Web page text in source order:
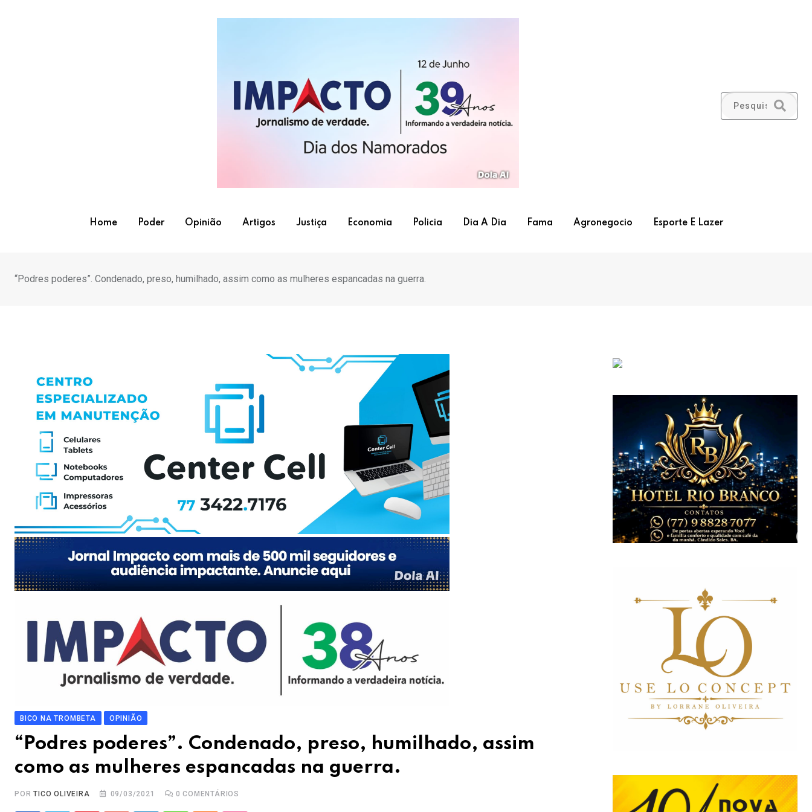
Home Poder Opinião Artigos Justiça Economia Policia Dia A Dia Fama Agronegocio Esporte E Lazer
“Podres poderes”. Condenado, preso, humilhado, assim como as mulheres espancadas na guerra.
BICO NA TROMBETA OPINIÃO
“Podres poderes”. Condenado, preso, humilhado, assim
como as mulheres espancadas na guerra.
PORTICO OLIVEIRA 09/03/2021 0 COMENTÁRIOS